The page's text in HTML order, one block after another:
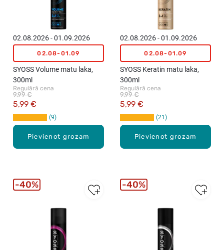
Pievienot grozam
02.08.2026 - 01.09.2026
02.08-01.09
SYOSS Volume matu laka,
300ml
Regulārā cena
5,99 €
9,99 €
9
Pievienot grozam
02.08.2026 - 01.09.2026
02.08-01.09
SYOSS Keratin matu laka,
300ml
Regulārā cena
5,99 €
9,99 €
21
40% 40%